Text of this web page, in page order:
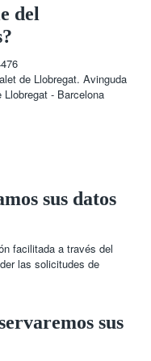
del
de Llobregat. Avinguda
Llobregat - Barcelona
sus datos
facilitada a través del
las solicitudes de
sus